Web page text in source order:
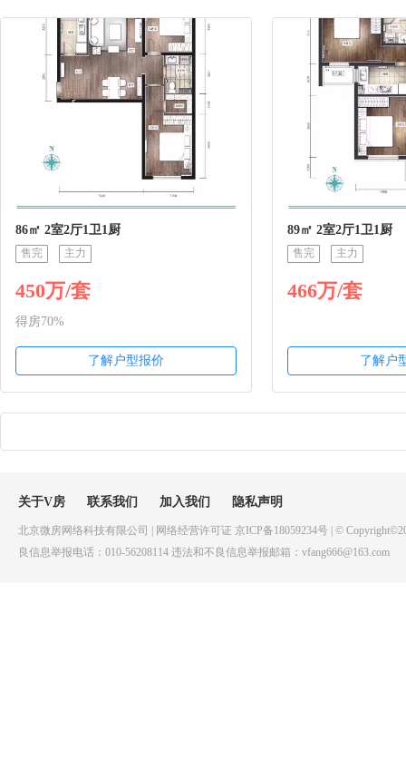
86㎡ 2室2厅1卫1厨
售完 主力
450万/套
得房70%
了解户型报价
89㎡ 2室2厅1卫1厨
售完 主力
466万/套
了解户
关于V房 联系我们 加入我们 隐私声明
北京微房网络科技有限公司 | 网络经营许可证 京ICP备18059234号 | ©
良信息举报电话：010-56208114 违法和不良信息举报邮箱：vfang666@163.com